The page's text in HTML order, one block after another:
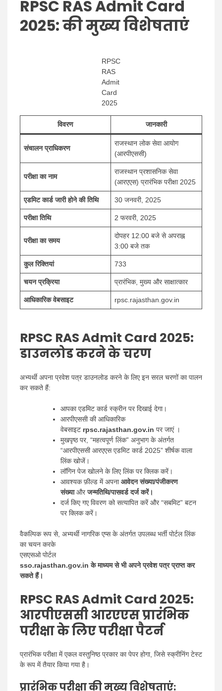
RPSC RAS Admit Card
2025: की मुख्य विशेषताएं
RPSC
RAS
Admit
Card
2025
विवरण जानकारी
संचालन प्राधिकरण
राजस्थान लोक सेवा आयोग
(आरपीएससी)
परीक्षा का नाम
राजस्थान प्रशासनिक सेवा
(आरएएस) प्रारंभिक परीक्षा 2025
एडमिट कार्ड जारी होने की तिथि 30 जनवरी, 2025
परीक्षा तिथि 2 फरवरी, 2025
परीक्षा का समय
दोपहर 12:00 बजे से अपराह्न
3:00 बजे तक
कुल रिक्तियां 733
चयन प्रक्रिया प्रारंभिक, मुख्य और साक्षात्कार
आधिकारिक वेबसाइट rpsc.rajasthan.gov.in
RPSC RAS Admit Card 2025:
डाउनलोड करने के चरण
अभ्यर्थी अपना प्रवेश पत्र डाउनलोड करने के लिए इन सरल चरणों का पालन
कर सकते हैं:
आपका एडमिट कार्ड स्क्रीन पर दिखाई देगा।
आरपीएससी की आधिकारिक
वेबसाइट rpsc.rajasthan.gov.in पर जाएं ।
मुखपृष्ठ पर, “महत्वपूर्ण लिंक” अनुभाग के अंतर्गत
“आरपीएससी आरएएस एडमिट कार्ड 2025” शीर्षक वाला
लिंक खोजें।
लॉगिन पेज खोलने के लिए लिंक पर क्लिक करें।
आवश्यक फ़ील्ड में अपनाआवेदन संख्या/पंजीकरण
संख्याऔरजन्मतिथि/पासवर्ड दर्ज करें।
दर्ज किए गए विवरण को सत्यापित करें और “सबमिट” बटन
पर क्लिक करें।
वैकल्पिक रूप से, अभ्यर्थी नागरिक एप्स के अंतर्गत उपलब्ध भर्ती पोर्टल लिंक
का चयन करके
एसएसओ पोर्टल
sso.rajasthan.gov.in के माध्यम से भी अपने प्रवेश पत्र प्राप्त कर
सकते हैं।
RPSC RAS Admit Card 2025:
आरपीएससी आरएएस प्रारंभिक
परीक्षा के लिए परीक्षा पैटर्न
प्रारंभिक परीक्षा में एकल वस्तुनिष्ठ प्रकार का पेपर होगा, जिसे स्क्रीनिंग टेस्ट
के रूप में तैयार किया गया है।
प्रारंभिक परीक्षा की मुख्य विशेषताएं: